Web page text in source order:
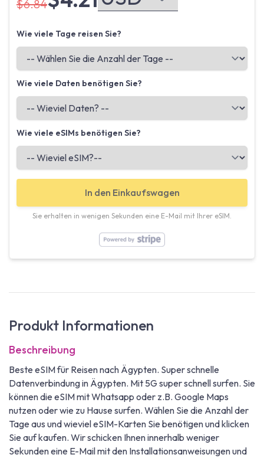
$6.84
Wie viele Tage reisen Sie?
Wie viele Daten benötigen Sie?
Wie viele eSIMs benötigen Sie?
In den Einkaufswagen
Sie erhalten in wenigen Sekunden eine E-Mail mit Ihrer eSIM.
Produkt Informationen
Beschreibung
Beste eSIM für Reisen nach Ägypten. Super schnelle
Datenverbindung in Ägypten. Mit 5G super schnell surfen. Sie
können die eSIM mit Whatsapp oder z.B. Google Maps
nutzen oder wie zu Hause surfen. Wählen Sie die Anzahl der
Tage aus und wieviel eSIM-Karten Sie benötigen und klicken
Sie auf kaufen. Wir schicken Ihnen innerhalb weniger
Sekunden eine E-Mail mit den Installationsanweisungen und